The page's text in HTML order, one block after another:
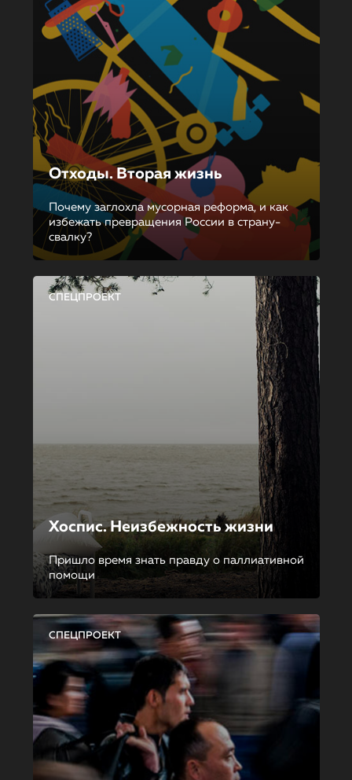
Отходы. Вторая жизнь
Почему заглохла мусорная реформа, и как
избежать превращения России в страну-
свалку?
СПЕЦПРОЕКТ
Хоспис. Неизбежность жизни
Пришло время знать правду о паллиативной
помощи
СПЕЦПРОЕКТ